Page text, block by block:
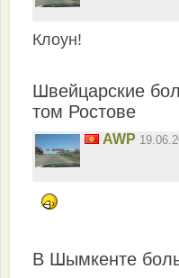
Клоун!
Швейцарские
том Ростове
AWP
В Шымкенте